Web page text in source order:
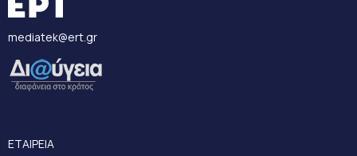
mediatek@ert.gr
ΕΤΑΙΡΕΙΑ